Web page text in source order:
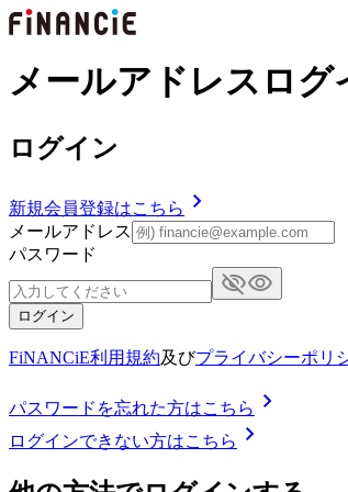
メールアドレスログ
ログイン
新規会員登録はこちら
メールアドレス
パスワード
ログイン
FiNANCiE利用規約及びプライバシーポリ
パスワードを忘れた方はこちら
ログインできない方はこちら